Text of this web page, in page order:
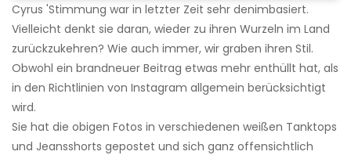
Cyrus 'Stimmung war in letzter Zeit sehr denimbasiert.
Vielleicht denkt sie daran, wieder zu ihren Wurzeln im Land
zurückzukehren? Wie auch immer, wir graben ihren Stil.
Obwohl ein brandneuer Beitrag etwas mehr enthüllt hat, als
in den Richtlinien von Instagram allgemein berücksichtigt
wird.
Sie hat die obigen Fotos in verschiedenen weißen Tanktops
und Jeansshorts gepostet und sich ganz offensichtlich